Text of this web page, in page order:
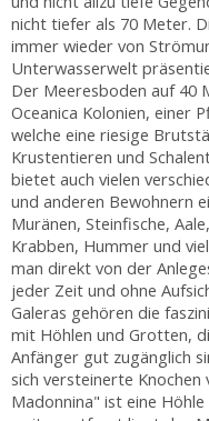
nicht tiefer als 70 Meter.
immer wieder von
Unterwasserwelt
Der Meeresboden auf 40
Oceanica Kolonien, einer
welche eine riesige
Krustentieren und
bietet auch vielen
und anderen Bewohnern
Muränen, Steinfische,
Krabben, Hummer und
man direkt von der
jeder Zeit und ohne
Galeras gehören die
mit Höhlen und Grotten,
Anfänger gut zugänglich
sich versteinerte
Madonnina" ist eine